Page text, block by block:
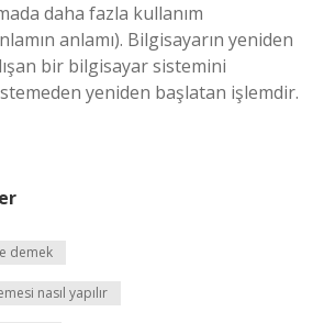
daha fazla kullanım
anlamı). Bilgisayarın yeniden
bir bilgisayar sistemini
yeniden başlatan işlemdir.
demek
nasıl yapılır